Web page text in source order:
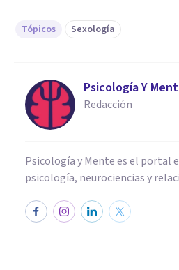
Tópicos Sexología
Psicología Y
Redacción
Psicología y Mente es el portal
psicología, neurociencias y